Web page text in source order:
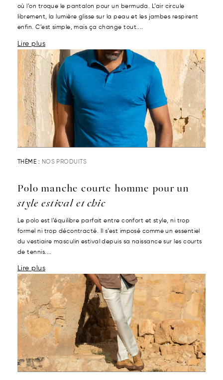
où l’on troque le pantalon pour un bermuda. L’air circule
librement, la lumière glisse sur la peau et les jambes respirent
enfin. C’est simple, mais ça change tout....
Lire plus
THÈME : NOS PRODUITS
Polo manche courte homme pour un
style estival et chic
Le polo est l’équilibre parfait entre confort et style, ni trop
formel ni trop décontracté. Il s’est imposé comme un essentiel
du vestiaire masculin estival depuis sa naissance sur les courts
de tennis....
Lire plus